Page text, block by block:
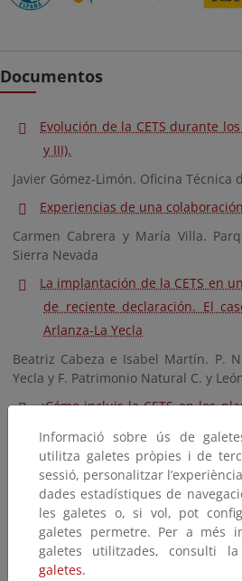
Documentos
Evolución de la CETS durante
y III).
Javier Gómez-Limón. Oficina Técnica
Experiencias de una
Carmen Cabrera y María Villa.
Sierra Nevada
La implantación de la CETS en
de reciente declaración. El
Arlanza-La Yecla
Beatriz Cabeza e Isabel Martín. P.
Yecla y F. Patrimonio Natural C. y
¿Cómo incluir la CETS en los
renovación del PRUG del
Federico de Armas. P. N. de
Proceso participativo para la
Parque Regional de Sierra
Cati Carrillo. Parque Regional Sierra
La CETS y la política de la
Informació sobre ús de
utilitza galetes pròpies i de
sessió, personalitzar
dades estadístiques de
les galetes o, si vol, pot
galetes permetre. Per a més
galetes utilitzades, consulti
galetes.